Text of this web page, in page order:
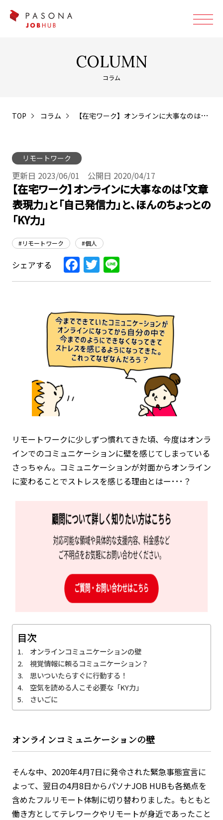
COLUMN
コラム
TOP コラム 【在宅ワーク】オンラインに大事なのは「文章表現力」と「自己発信力」と、ほんのちょっとの「KY力」
リモートワーク
更新日 2023/06/01 公開日 2020/04/17
【在宅ワーク】オンラインに大事なのは「文章
表現力」と「自己発信力」と、ほんのちょっとの
「KY力」
#リモートワーク #個人
シェアする Facebook
Twitter
Line
リモートワークに少しずつ慣れてきた頃、今度はオンラ
インでのコミュニケーションに壁を感じてしまっている
さっちゃん。コミュニケーションが対面からオンライン
に変わることでストレスを感じる理由とはー･･･？
目次
オンラインコミュニケーションの壁
視覚情報に頼るコミュニケーション？
思いついたらすぐに行動する！
空気を読める人こそ必要な「KY力」
さいごに
オンラインコミュニケーションの壁
そんな中、2020年4月7日に発令された緊急事態宣言に
よって、翌日の4月8日からパソナJOB HUBも各拠点を
含めたフルリモート体制に切り替わりました。もともと
働き方としてテレワークやリモートが身近であったこと